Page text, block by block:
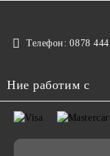
Телефон: 0878
Ние работим с